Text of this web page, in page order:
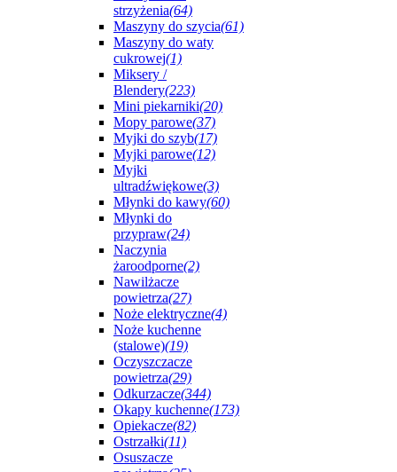
strzyżenia(64)
Maszyny do szycia(61)
Maszyny do waty
cukrowej(1)
Miksery /
Blendery(223)
Mini piekarniki(20)
Mopy parowe(37)
Myjki do szyb(17)
Myjki parowe(12)
Myjki
ultradźwiękowe(3)
Młynki do kawy(60)
Młynki do
przypraw(24)
Naczynia
żaroodporne(2)
Nawilżacze
powietrza(27)
Noże elektryczne(4)
Noże kuchenne
(stalowe)(19)
Oczyszczacze
powietrza(29)
Odkurzacze(344)
Okapy kuchenne(173)
Opiekacze(82)
Ostrzałki(11)
Osuszacze